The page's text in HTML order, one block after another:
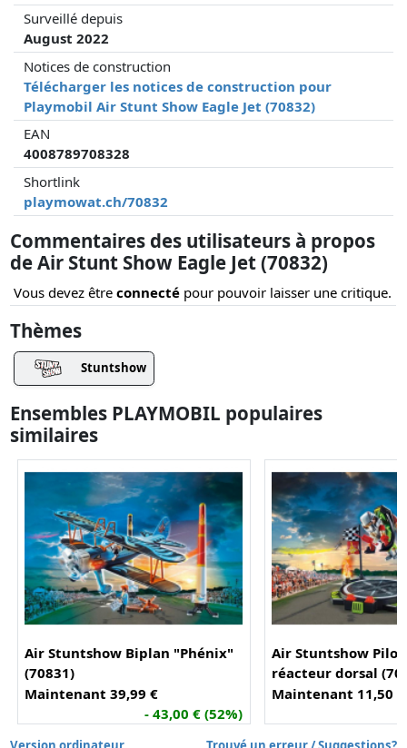
Surveillé depuis
August 2022
Notices de construction
Télécharger les notices de construction pour
Playmobil Air Stunt Show Eagle Jet (70832)
EAN
4008789708328
Shortlink
playmowat.ch/70832
Commentaires des utilisateurs à propos
de Air Stunt Show Eagle Jet (70832)
Vous devez être connecté pour pouvoir laisser une critique.
Thèmes
Stuntshow
Ensembles PLAYMOBIL populaires
similaires
Air Stuntshow Biplan "Phénix"
(70831)
Maintenant 39,99 €
- 43,00 € (52%)
Air Stuntshow
réacteur dorsal
Maintenant 11,50 €